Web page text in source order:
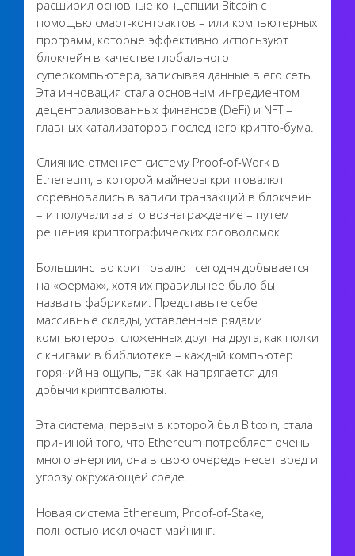
расширил основные концепции Bitcoin с
помощью смарт-контрактов – или компьютерных
программ, которые эффективно используют
блокчейн в качестве глобального
суперкомпьютера, записывая данные в его сеть.
Эта инновация стала основным ингредиентом
децентрализованных финансов (DeFi) и NFT –
главных катализаторов последнего крипто-бума.
Слияние отменяет систему Proof-of-Work в
Ethereum, в которой майнеры криптовалют
соревновались в записи транзакций в блокчейн
– и получали за это вознаграждение – путем
решения криптографических головоломок.
Большинство криптовалют сегодня добывается
на «фермах», хотя их правильнее было бы
назвать фабриками. Представьте себе
массивные склады, уставленные рядами
компьютеров, сложенных друг на друга, как полки
с книгами в библиотеке – каждый компьютер
горячий на ощупь, так как напрягается для
добычи криптовалюты.
Эта система, первым в которой был Bitcoin, стала
причиной того, что Ethereum потребляет очень
много энергии, она в свою очередь несет вред и
угрозу окружающей среде.
Новая система Ethereum, Proof-of-Stake,
полностью исключает майнинг.